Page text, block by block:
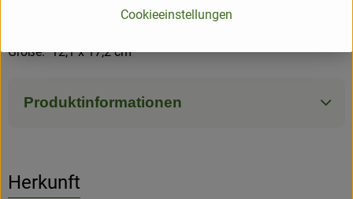
Ökokstrom verwendet
Größe: 12,1 x 17,2 cm
Produktinformationen
Herkunft
Cookieeinstellungen